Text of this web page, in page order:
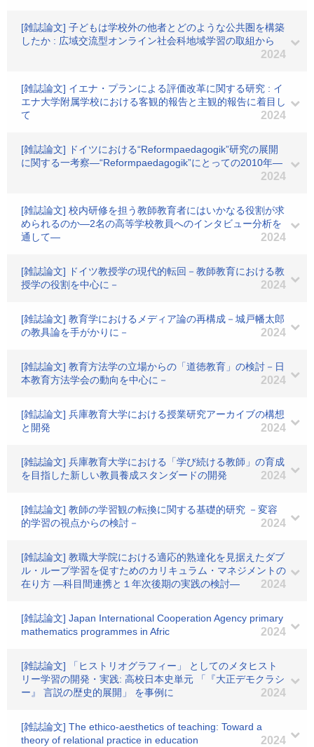
[雑誌論文] 子どもは学校外の他者とどのような公共圏を構築
したか : 広域交流型オンライン社会科地域学習の取組から
2024
[雑誌論文] イエナ・プランによる評価改革に関する研究 : イ
エナ大学附属学校における客観的報告と主観的報告に着目し
て
2024
[雑誌論文] ドイツにおける“Reformpaedagogik”研究の展開
に関する一考察―“Reformpaedagogik”にとっての2010年―
2024
[雑誌論文] 校内研修を担う教師教育者にはいかなる役割が求
められるのか―2名の高等学校教員へのインタビュー分析を
通して―
2024
[雑誌論文] ドイツ教授学の現代的転回－教師教育における教
授学の役割を中心に－
2024
[雑誌論文] 教育学におけるメディア論の再構成－城戸幡太郎
の教具論を手がかりに－
2024
[雑誌論文] 教育方法学の立場からの「道徳教育」の検討－日
本教育方法学会の動向を中心に－
2024
[雑誌論文] 兵庫教育大学における授業研究アーカイブの構想
と開発
2024
[雑誌論文] 兵庫教育大学における「学び続ける教師」の育成
を目指した新しい教員養成スタンダードの開発
2024
[雑誌論文] 教師の学習観の転換に関する基礎的研究 －変容
的学習の視点からの検討－
2024
[雑誌論文] 教職大学院における適応的熟達化を見据えたダブ
ル・ループ学習を促すためのカリキュラム・マネジメントの
在り方 ―科目間連携と１年次後期の実践の検討―
2024
[雑誌論文] Japan International Cooperation Agency primary
mathematics programmes in Afric
2024
[雑誌論文] 「ヒストリオグラフィー」 としてのメタヒスト
リー学習の開発・実践: 高校日本史単元 「『大正デモクラシ
ー』 言説の歴史的展開」 を事例に
2024
[雑誌論文] The ethico-aesthetics of teaching: Toward a
theory of relational practice in education
2024